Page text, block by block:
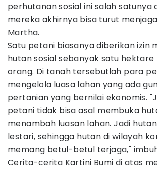
perhutanan sosial ini salah satunya
mereka akhirnya bisa turut
Martha.
Satu petani biasanya diberikan izin
hutan sosial sebanyak satu
orang. Di tanah tersebutlah para
mengelola luasa lahan yang ada
pertanian yang bernilai ekonomis.
petani tidak bisa asal membuka
menambah luasan lahan. Jadi
lestari, sehingga hutan di wilayah
memang betul-betul terjaga,"
Cerita-cerita Kartini Bumi di atas